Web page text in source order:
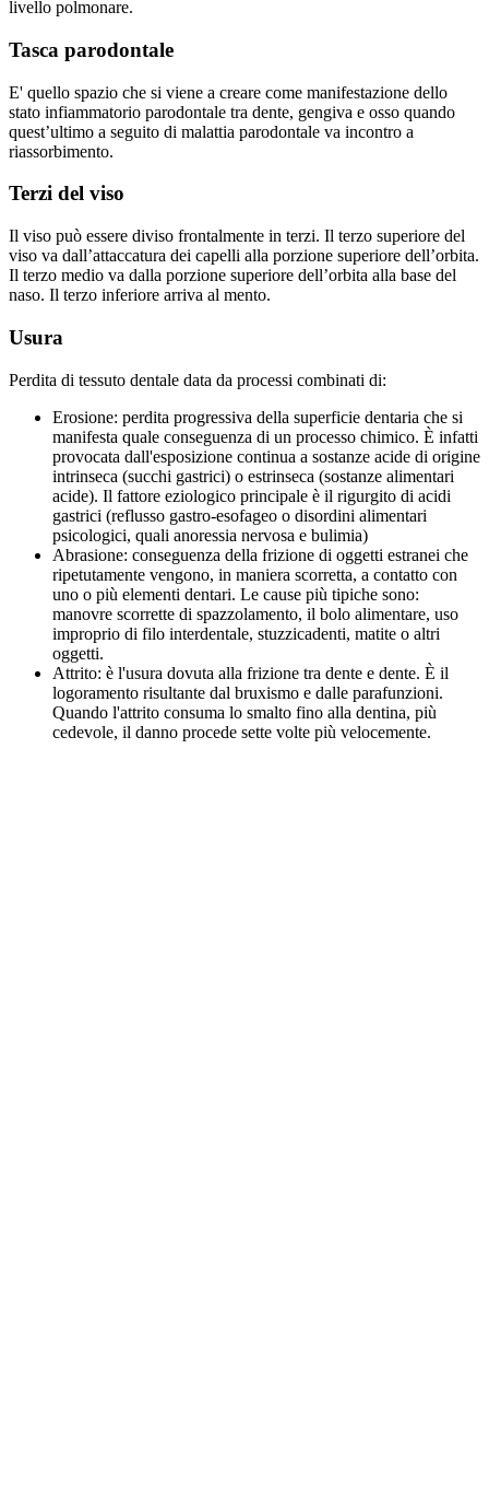
livello polmonare.
Tasca parodontale
E' quello spazio che si viene a creare come manifestazione dello
stato infiammatorio parodontale tra dente, gengiva e osso quando
quest’ultimo a seguito di malattia parodontale va incontro a
riassorbimento.
Terzi del viso
Il viso può essere diviso frontalmente in terzi. Il terzo superiore del
viso va dall’attaccatura dei capelli alla porzione superiore dell’orbita.
Il terzo medio va dalla porzione superiore dell’orbita alla base del
naso. Il terzo inferiore arriva al mento.
Usura
Perdita di tessuto dentale data da processi combinati di:
Erosione: perdita progressiva della superficie dentaria che si
manifesta quale conseguenza di un processo chimico. È infatti
provocata dall'esposizione continua a sostanze acide di origine
intrinseca (succhi gastrici) o estrinseca (sostanze alimentari
acide). Il fattore eziologico principale è il rigurgito di acidi
gastrici (reflusso gastro-esofageo o disordini alimentari
psicologici, quali anoressia nervosa e bulimia)
Abrasione: conseguenza della frizione di oggetti estranei che
ripetutamente vengono, in maniera scorretta, a contatto con
uno o più elementi dentari. Le cause più tipiche sono:
manovre scorrette di spazzolamento, il bolo alimentare, uso
improprio di filo interdentale, stuzzicadenti, matite o altri
oggetti.
Attrito: è l'usura dovuta alla frizione tra dente e dente. È il
logoramento risultante dal bruxismo e dalle parafunzioni.
Quando l'attrito consuma lo smalto fino alla dentina, più
cedevole, il danno procede sette volte più velocemente.